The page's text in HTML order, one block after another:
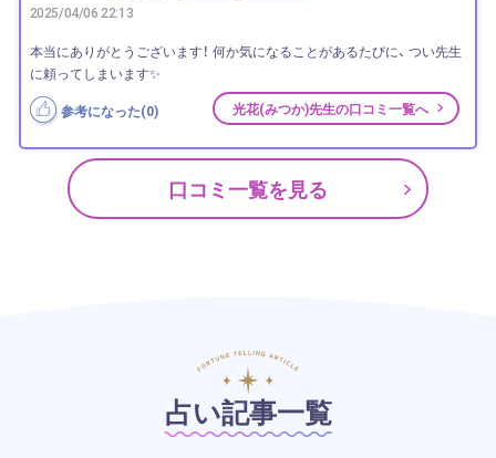
2025/04/06 22:13
本当にありがとうございます！ 何か気になることがあるたびに、 つい先生
に頼ってしまいます✨
参考になった(0) 光花(みつか)先生の口コミ一覧へ
口コミ一覧を見る
占い記事一覧